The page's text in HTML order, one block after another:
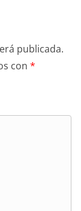
publicada.
con *